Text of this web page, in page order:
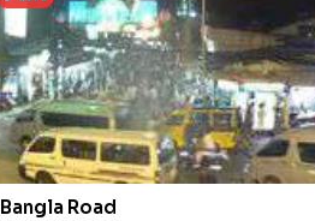
Bangla Road